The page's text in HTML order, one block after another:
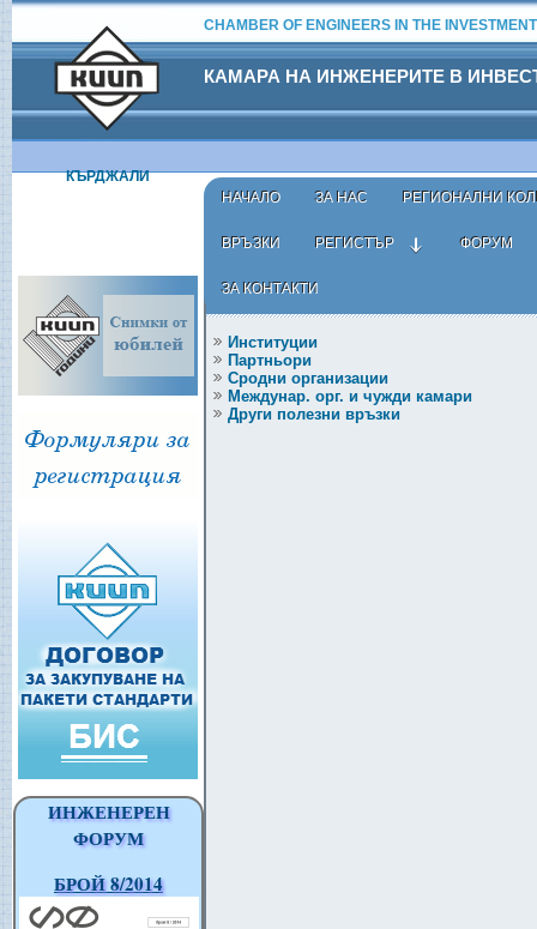
КЪРДЖАЛИ
CHAMBER OF ENGINEERS IN THE
КАМАРА НА ИНЖЕНЕРИТЕ В
НАЧАЛО ЗА НАС РЕГИОНАЛНИ
ВРЪЗКИ РЕГИСТЪР ФОРУМ
ЗА КОНТАКТИ
ИНЖЕНЕРЕН
ФОРУМ
БРОЙ 8/2014
ВРЪЗКИ
Институции
Партньори
Сродни организации
Междунар. орг. и чужди камари
Други полезни връзки